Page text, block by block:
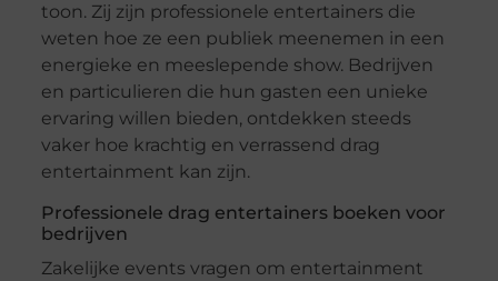
toon. Zij zijn professionele entertainers die
weten hoe ze een publiek meenemen in een
energieke en meeslepende show. Bedrijven
en particulieren die hun gasten een unieke
ervaring willen bieden, ontdekken steeds
vaker hoe krachtig en verrassend drag
entertainment kan zijn.
Professionele drag entertainers boeken voor
bedrijven
Zakelijke events vragen om entertainment